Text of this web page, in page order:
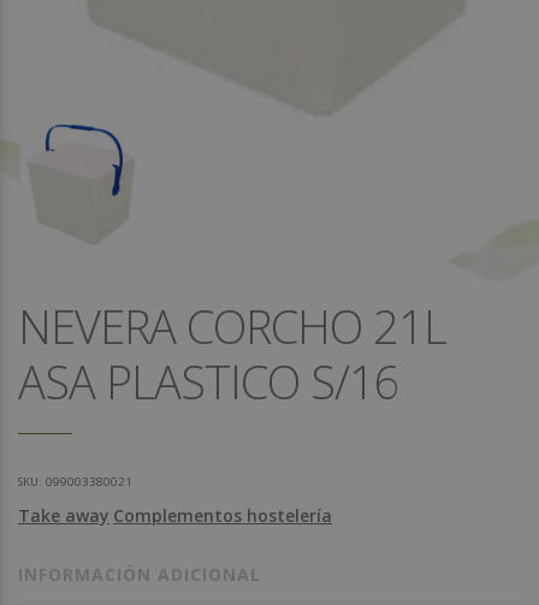
NEVERA CORCHO 21L
ASA PLASTICO S/16
SKU: 099003380021
Take away Complementos hostelería
INFORMACIÓN ADICIONAL